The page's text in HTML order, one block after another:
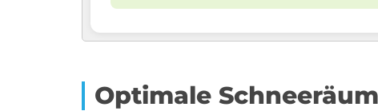
Optimale